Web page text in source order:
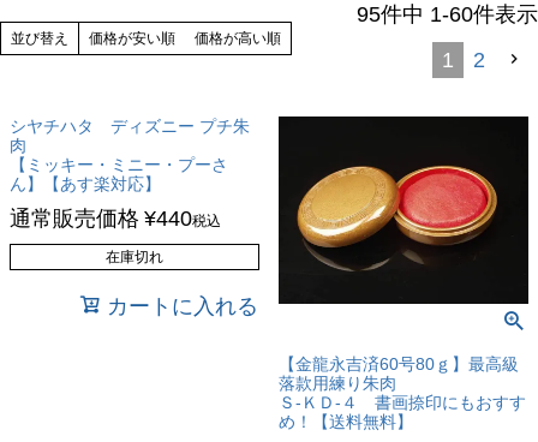
並び替え 価格が安い順 価格が高い順
95件中 1-60件表示
1
2
シヤチハタ ディズニー プチ朱
肉
【ミッキー・ミニー・プーさ
ん】【あす楽対応】
通常販売価格 ¥440税込
在庫切れ
カートに入れる
【金龍永吉済60号80ｇ】最高級
落款用練り朱肉
Ｓ-ＫＤ-４ 書画捺印にもおすす
め！【送料無料】